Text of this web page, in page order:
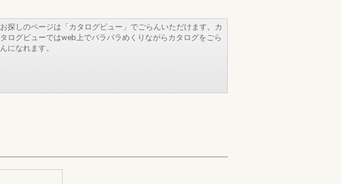
お探しのページは「カタログビュー」でごらんいただけます。カ
タログビューではweb上でパラパラめくりながらカタログをごら
んになれます。